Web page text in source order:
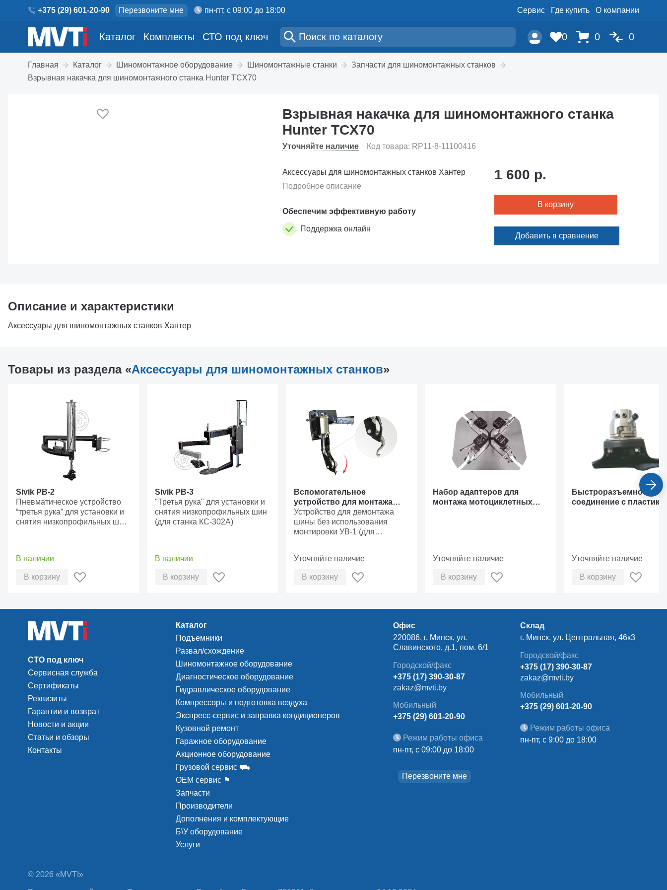
+375 (29) 601-20-90 Перезвоните мне пн-пт, с 09:00 до 18:00 Сервис Где купить О компании
Каталог Комплекты СТО под ключ 0 0 0
Главная Каталог Шиномонтажное оборудование Шиномонтажные станки
Запчасти для шиномонтажных станков
Взрывная накачка для шиномонтажного станка Hunter TCX70
Взрывная накачка для шиномонтажного станка
Hunter TCX70
Уточняйте наличие Код товара: RP11-8-11100416
Аксессуары для шиномонтажных станков Хантер
Подробное описание
Обеспечим эффективную работу
Поддержка онлайн
1 600 р.
В корзину
Добавить в сравнение
Описание и характеристики
Аксессуары для шиномонтажных станков Хантер
Товары из раздела «Аксессуары для шиномонтажных станков»
Sivik РВ-2
Пневматическое устройство
“третья рука” для установки и
снятия низкопрофильных шин
В наличии
В корзину
Sivik РВ-3
"Третья рука" для установки и
снятия низкопрофильных шин
(для станка КС-302А)
В наличии
В корзину
Вспомогательное
устройство для монтажа
шины УВ-1
Устройство для демонтажа
шины без использования
монтировки УВ-1 (для
Уточняйте наличие
В корзину
Набор адаптеров для
монтажа мотоциклетных
Уточняйте наличие
В корзину
Быстроразъемное
соединение с
Уточняйте наличие
В корзину
СТО под ключ
Сервисная служба
Сертификаты
Реквизиты
Гарантии и возврат
Новости и акции
Статьи и обзоры
Контакты
Каталог
Подъемники
Развал/схождение
Шиномонтажное оборудование
Диагностическое оборудование
Гидравлическое оборудование
Компрессоры и подготовка воздуха
Экспресс-сервис и заправка кондиционеров
Кузовной ремонт
Гаражное оборудование
Акционное оборудование
Грузовой сервис ⛟
ОЕМ сервис ⚑
Запчасти
Производители
Дополнения и комплектующие
Б\У оборудование
Услуги
Офис
220086, г. Минск, ул.
Славинского, д.1, пом. 6/1
Городской/факс
+375 (17) 390-30-87
zakaz@mvti.by
Мобильный
+375 (29) 601-20-90
Режим работы офиса
пн-пт, с 09:00 до 18:00
Склад
г. Минск, ул. Центральная, 46к3
Городской/факс
+375 (17) 390-30-87
zakaz@mvti.by
Мобильный
+375 (29) 601-20-90
Режим работы офиса
пн-пт, с 9:00 до 18:00
Перезвоните мне
© 2026 «MVTI»